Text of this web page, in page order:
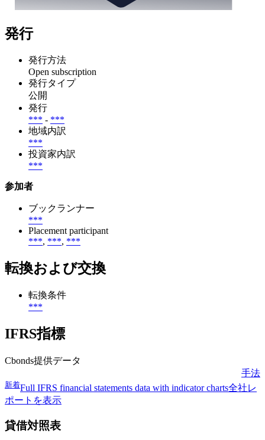
発行
発行方法
Open subscription
発行タイプ
公開
発行
*** - ***
地域内訳
***
投資家内訳
***
参加者
ブックランナー
***
Placement participant
***, ***, ***
転換および交換
転換条件
***
IFRS指標
Cbonds提供データ
手法
新着Full IFRS financial statements data with indicator charts全社レ
ポートを表示
貸借対照表